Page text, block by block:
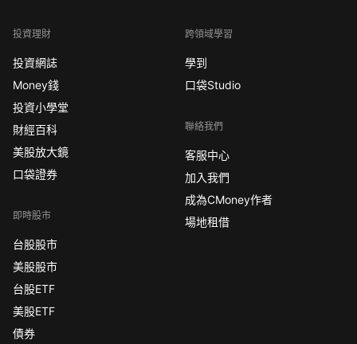
投資理財
投資網誌
Money錢
投資小學堂
財經百科
美股放大鏡
口袋證券
即時股市
台股股市
美股股市
台股ETF
美股ETF
債券
跨領域學習
學到
口袋Studio
聯絡我們
客服中心
加入我們
成為CMoney作者
場地租借